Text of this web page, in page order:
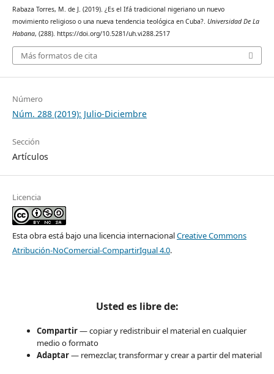
Rabaza Torres, M. de J. (2019). ¿Es el Ifá tradicional nigeriano un nuevo
movimiento religioso o una nueva tendencia teológica en Cuba?. Universidad De La
Habana, (288). https://doi.org/10.5281/uh.vi288.2517
Más formatos de cita
Número
Núm. 288 (2019): Julio-Diciembre
Sección
Artículos
Licencia
Esta obra está bajo una licencia internacionalCreative Commons
Atribución-NoComercial-CompartirIgual 4.0.
Usted es libre de:
Compartir— copiar y redistribuir el material en cualquier
medio o formato
Adaptar— remezclar, transformar y crear a partir del material